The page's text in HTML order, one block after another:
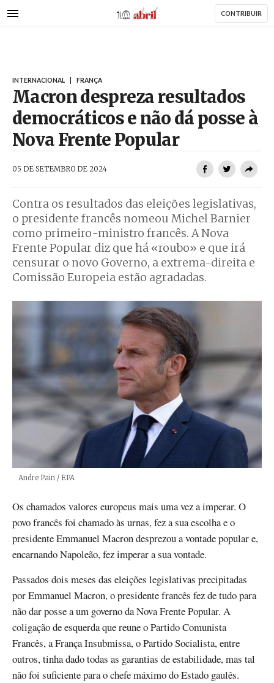
para
AbrilAbril CONTRIBUIR
INTERNACIONAL FRANÇA
Macron despreza resultados
democráticos e não dá posse à
Nova Frente Popular
05 DE SETEMBRO DE 2024
Contra os resultados das eleições legislativas,
o presidente francês nomeou Michel Barnier
como primeiro-ministro francês. A Nova
Frente Popular diz que há «roubo» e que irá
censurar o novo Governo, a extrema-direita e
Comissão Europeia estão agradadas.
Créditos
Andre Pain / EPA
Os chamados valores europeus mais uma vez a imperar. O
povo francês foi chamado às urnas, fez a sua escolha e o
presidente Emmanuel Macron desprezou a vontade popular e,
encarnando Napoleão, fez imperar a sua vontade.
Passados dois meses das eleições legislativas precipitadas
por Emmanuel Macron, o presidente francês fez de tudo para
não dar posse a um governo da Nova Frente Popular. A
coligação de esquerda que reune o Partido Comunista
Francês, a França Insubmissa, o Partido Socialista, entre
outros, tinha dado todas as garantias de estabilidade, mas tal
não foi suficiente para o chefe máximo do Estado gaulês.